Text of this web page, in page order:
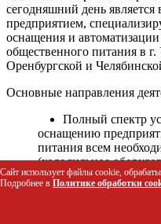
сегодняшний день
предприятием,
оснащения и
общественного питания в
Оренбургской и
Основные направления
Полный спектр
оснащению
питания всем
(холодильное
оборудование,
Автоматизация
Сайт использует файлы cookie,
Подробнее в Политике обработки